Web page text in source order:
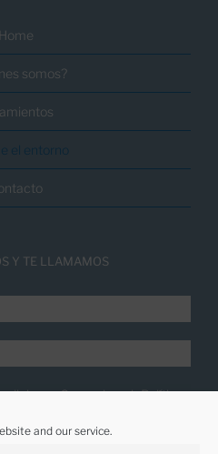
and our service.
Home
somos?
el entorno
Y TE LLAMAMOS
Generales y laPolítica
las últimas noticias